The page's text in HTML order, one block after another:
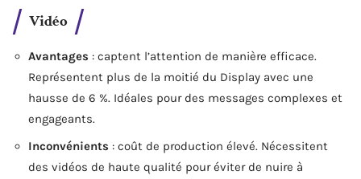
Vidéo
Avantages : captent l’attention de manière efficace.
Représentent plus de la moitié du Display avec une
hausse de 6 %. Idéales pour des messages complexes et
engageants.
Inconvénients : coût de production élevé. Nécessitent
des vidéos de haute qualité pour éviter de nuire à